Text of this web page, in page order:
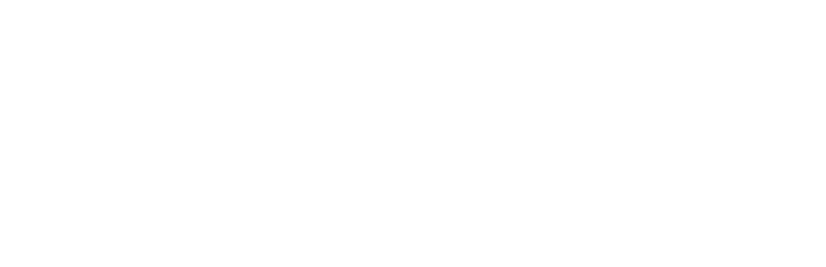
Desidero rimanere aggiornato sulle ultime novità